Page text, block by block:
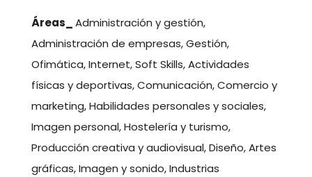
Áreas_Administración y gestión,
Administración de empresas, Gestión,
Ofimática, Internet, Soft Skills, Actividades
físicas y deportivas, Comunicación, Comercio y
marketing, Habilidades personales y sociales,
Imagen personal, Hostelería y turismo,
Producción creativa y audiovisual, Diseño, Artes
gráficas, Imagen y sonido, Industrias